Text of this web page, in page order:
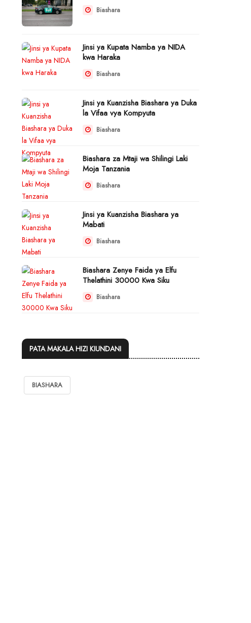
Biashara
Jinsi ya Kupata Namba ya NIDA
kwa Haraka
Biashara
Jinsi ya Kuanzisha Biashara ya Duka
la Vifaa vya Kompyuta
Biashara
Biashara za Mtaji wa Shilingi Laki
Moja Tanzania
Biashara
Jinsi ya Kuanzisha Biashara ya
Mabati
Biashara
Biashara Zenye Faida ya Elfu
Thelathini 30000 Kwa Siku
Biashara
PATA MAKALA HIZI KIUNDANI
BIASHARA